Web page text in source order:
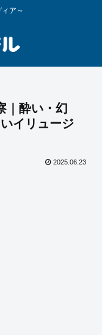
ア～
｜酔い・幻
イリュージ
2025.06.23